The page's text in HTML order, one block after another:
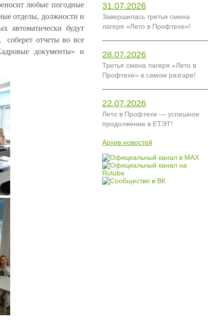
любые погодные
отделы, должности и
автоматически будут
соберет отчеты во все
документы» и
31.07.2026
Завершилась третья смена
лагеря «Лето в Профтехе»!
28.07.2026
Третья смена лагеря «Лето в
Профтехе» в самом разгаре!
22.07.2026
Лето в Профтехе — успешное
продолжение в ЕТЭТ!
Архив новостей